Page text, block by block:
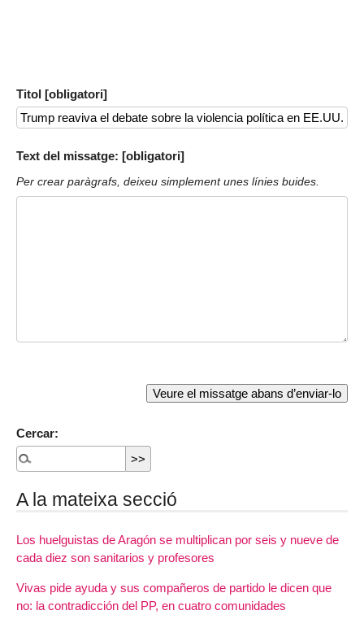
Titol [obligatori]
Text del missatge: [obligatori]
Per crear paràgrafs, deixeu simplement unes línies buides.
Cercar:
A la mateixa secció
Los huelguistas de Aragón se multiplican por seis y nueve de
cada diez son sanitarios y profesores
Vivas pide ayuda y sus compañeros de partido le dicen que
no: la contradicción del PP, en cuatro comunidades